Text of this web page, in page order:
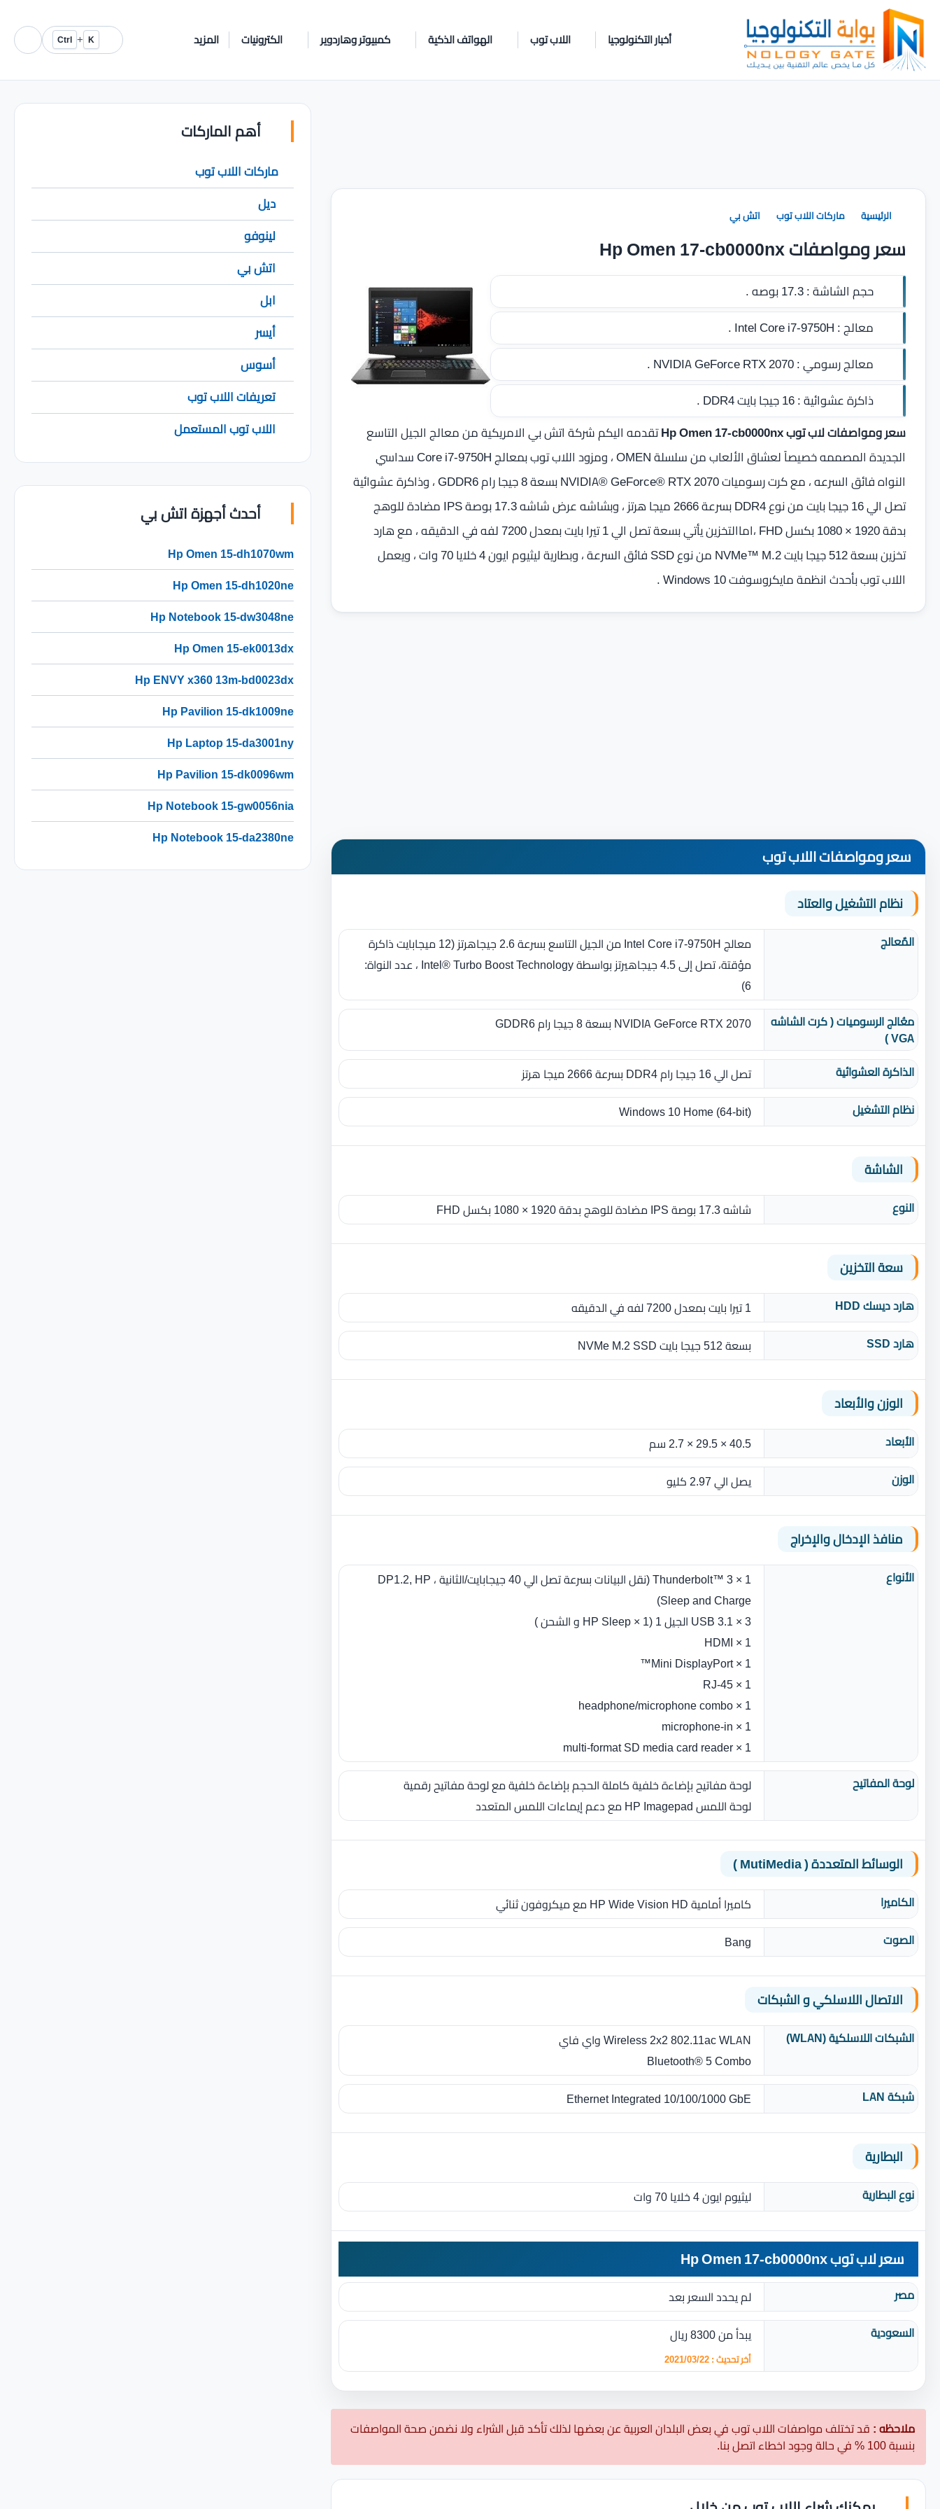
أخبار التكنولوجيا اللاب توب الهواتف الذكية كمبيوتر وهاردوير الكترونيات المزيد K
+
Ctrl
الرئيسية ماركات اللاب توب اتش بي
سعر ومواصفات Hp Omen 17-cb0000nx
حجم الشاشة :17.3 بوصه .
معالج :Intel Core i7-9750H .
معالج رسومي :NVIDIA GeForce RTX 2070 .
ذاكرة عشوائية :16 جيجا بايت DDR4‏
.
سعر ومواصفات لاب توب Hp Omen 17-cb0000nx
تقدمه اليكم شركة اتش بي الامريكية من معالج الجيل التاسع
الجديدة المصممه خصيصاً لعشاق الألعاب من سلسلة OMEN ، ومزود اللاب توب بمعالج Core i7-9750H سداسي
النواه فائق السرعه ، مع كرت رسوميات NVIDIA® GeForce® RTX 2070 بسعة 8 جيجا رام
GDDR6، وذاكرة عشوائية
تصل الي 16 جيجا بايت من نوع DDR4 بسرعة 2666 ميجا هرتز ، وبشاشه عرض شاشه 17.3 بوصة IPS مضادة للوهج
بدقة 1920 × 1080‏ بكسل FHD ،اماالتخزين يأتي بسعة تصل الي 1 تيرا بايت بمعدل 7200 لفه في الدقيقه ، مع هارد
تخزين بسعة 512 جيجا بايت NVMe™ M.2 من نوع SSD فائق السرعة ، وبطارية ليثيوم ايون 4 خلايا 70 وات ، ويعمل
اللاب توب بأحدث انظمة مايكروسوفت Windows 10 .
سعر ومواصفات اللاب توب
نظام التشغيل والعتاد
المٌعالج
معالج Intel Core i7-9750H من الجيل التاسع بسرعة 2.6 جيجاهرتز ‏(‏12 ميجابايت ذاكرة
مؤقتة، تصل إلى 4.5 جيجاهيرتز بواسطة Intel® Turbo Boost Technology ، عدد النواة‏:‏
6‏)‏
معُالج الرسوميات ( كرت الشاشه
VGA )
NVIDIA GeForce RTX 2070 بسعة 8 جيجا رام GDDR6
الذاكرة العشوائية
تصل الي 16 جيجا رام DDR4 بسرعة 2666 ميجا هرتز
نظام التشغيل
Windows 10 Home (64-bit)
الشاشة
النوع شاشه 17.3 بوصة IPS مضادة للوهج بدقة 1920 × 1080‏ بكسل FHD
سعة التخزين
هارد ديسك HDD
1 تيرا بايت بمعدل 7200 لفه في الدقيقه
هارد SSD
بسعة 512 جيجا بايت NVMe M.2 SSD
الوزن والأبعاد
الأبعاد
40.5 × 29.5 × 2.7 سم
الوزن
يصل الي 2.97 كليو
منافذ الإدخال والإخراج
الأنواع
1 × Thunderbolt™ 3 (نقل البيانات بسرعة تصل الي 40 جيجابايت/الثانية ، DP1.2, HP
Sleep and Charge)
3 × USB 3.1 الجيل 1 (1 × HP Sleep و الشحن )
1 × HDMI
1 × Mini DisplayPort™
1 × RJ-45
1 × headphone/microphone combo
1 × microphone-in
1 × multi-format SD media card reader
لوحة المفاتيح
لوحة مفاتيح بإضاءة خلفية كاملة الحجم بإضاءة خلفية مع لوحة مفاتيح رقمية
لوحة اللمس HP Imagepad مع دعم إيماءات اللمس المتعدد
الوسائط المتعددة ( MutiMedia )
الكاميرا
كاميرا أمامية HP Wide Vision HD مع ميكروفون ثنائي
الصوت
Bang
الاتصال اللاسلكي و الشبكات
الشبكات اللاسلكية (WLAN)
Wireless 2x2 802.11ac WLAN واي فاي
Bluetooth® 5 Combo
شبكة LAN
Ethernet Integrated 10/100/1000 GbE
البطارية
نوع البطارية‏ ليثيوم ايون 4 خلايا 70 وات
سعر لاب توب Hp Omen 17-cb0000nx
مصر
لم يحدد السعر بعد
السعودية
يبدأ من 8300 ريال
أخر تحديث : 2021/03/22
ملاحظه : قد تختلف مواصفات اللاب توب في بعض البلدان العربية عن بعضها لذلك تأكد قبل الشراء ولا نضمن صحة المواصفات
بنسبة 100 % في حالة وجود اخطاء اتصل بنا.
أهم الماركات
ماركات اللاب توب
ديل
لينوفو
اتش بي
ابل
أيسر
أسوس
تعريفات اللاب توب
اللاب توب المستعمل
أحدث أجهزة اتش بي
Hp Omen 15-dh1070wm
Hp Omen 15-dh1020ne
Hp Notebook 15-dw3048ne
Hp Omen 15-ek0013dx
Hp ENVY x360 13m-bd0023dx
Hp Pavilion 15-dk1009ne
Hp Laptop 15-da3001ny
Hp Pavilion 15-dk0096wm
Hp Notebook 15-gw0056nia
Hp Notebook 15-da2380ne